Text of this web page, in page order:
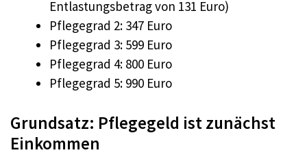
Entlastungsbetrag von 131 Euro)
Pflegegrad 2: 347 Euro
Pflegegrad 3: 599 Euro
Pflegegrad 4: 800 Euro
Pflegegrad 5: 990 Euro
Grundsatz: Pflegegeld ist zunächst
Einkommen